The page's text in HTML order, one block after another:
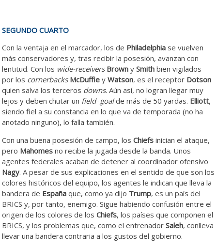
SEGUNDO CUARTO
Con la ventaja en el marcador, los de Philadelphia se vuelven
más conservadores y, tras recibir la posesión, avanzan con
lentitud. Con los wide-receivers Brown ySmith bien vigilados
por los cornerbacks McDuffie yWatson, es el receptor Dotson
quien salva los terceros downs. Aún así, no logran llegar muy
lejos y deben chutar un field–goalde más de 50 yardas. Elliott,
siendo fiel a su constancia en lo que va de temporada (no ha
anotado ninguno), lo falla también.
Con una buena posesión de campo, losChiefs inician el ataque,
pero Mahomes no recibe la jugada desde la banda. Unos
agentes federales acaban de detener al coordinador ofensivo
Nagy. A pesar de sus explicaciones en el sentido de que son los
colores históricos del equipo, los agentes le indican que lleva la
bandera de España que, como ya dijo Trump, es un país del
BRICS y, por tanto, enemigo. Sigue habiendo confusión entre el
origen de los colores de losChiefs, los países que componen el
BRICS, y los problemas que, como el entrenadorSaleh, conlleva
llevar una bandera contraria a los gustos del gobierno.